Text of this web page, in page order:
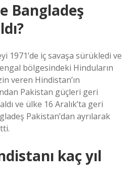
Bangladeş
1971’de iç savaşa sürükledi ve
bölgesindeki Hinduların
veren Hindistan’ın
Pakistan güçleri geri
ve ülke 16 Aralık’ta geri
Pakistan’dan ayrılarak
kaç yıl